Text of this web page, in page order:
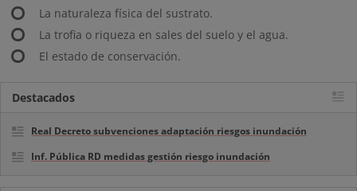
La naturaleza física del sustrato.
La trofia o riqueza en sales del suelo y el agua.
El estado de conservación.
Destacados
Real Decreto subvenciones adaptación riesgos inundación
Inf. Pública RD medidas gestión riesgo inundación